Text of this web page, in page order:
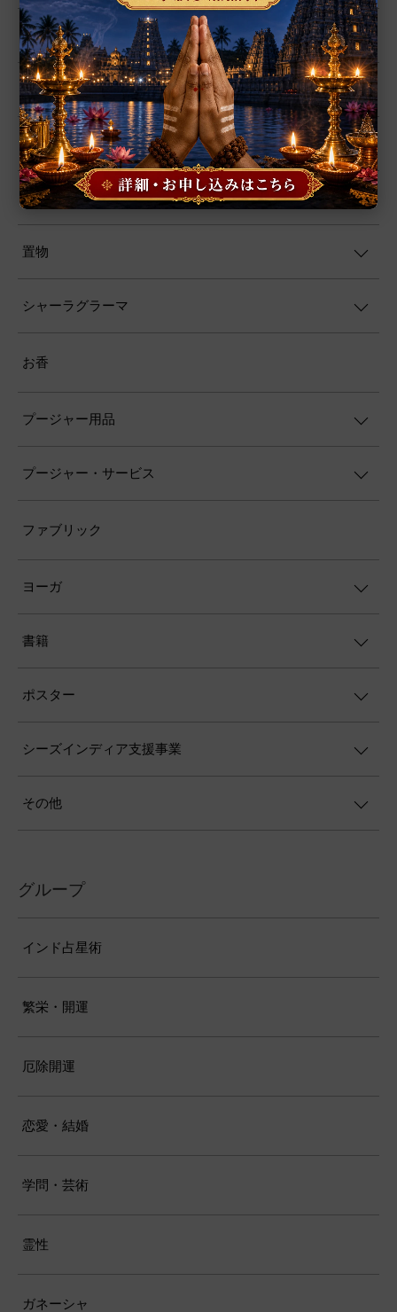
アクセサリー
ルドラークシャ
ヤントラ
数珠
置物
シャーラグラーマ
お香
プージャー用品
プージャー・サービス
ファブリック
ヨーガ
書籍
ポスター
シーズインディア支援事業
その他
グループ
インド占星術
繁栄・開運
厄除開運
恋愛・結婚
学問・芸術
霊性
ガネーシャ